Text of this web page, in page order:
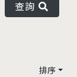
查詢
排序